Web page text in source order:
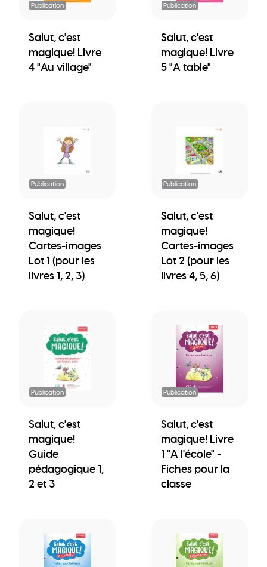
Publication
Salut, c'est
magique! Livre
4 "Au village"
Publication
Salut, c'est
magique! Livre
5 "A table"
Publication
Salut, c'est
magique!
Cartes-images
Lot 1 (pour les
livres 1, 2, 3)
Publication
Salut, c'est
magique!
Cartes-images
Lot 2 (pour les
livres 4, 5, 6)
Publication
Salut, c'est
magique!
Guide
pédagogique 1,
2 et 3
Publication
Salut, c'est
magique! Livre
1 "A l'école" -
Fiches pour la
classe